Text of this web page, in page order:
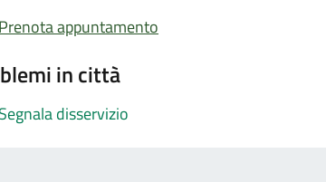
Prenota appuntamento
in città
Segnala disservizio